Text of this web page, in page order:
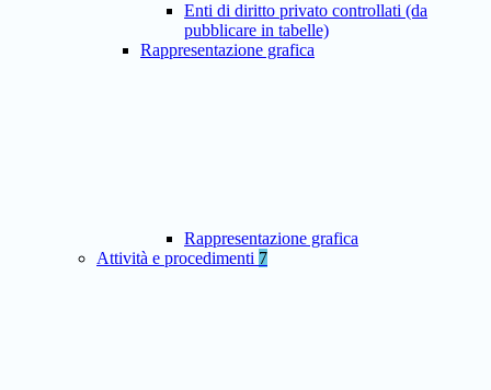
Enti di diritto privato controllati (da
pubblicare in tabelle)
Rappresentazione grafica
Rappresentazione grafica
Attività e procedimenti 7